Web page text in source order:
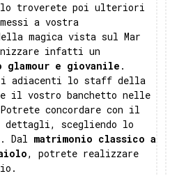
troverete poi ulteriori
a vostra
magica vista sul Mar
infatti un
e giovanile .
adiacenti lo staff della
il vostro banchetto nelle
concordare con il
scegliendo lo
Dal matrimonio classico a
, potrete realizzare